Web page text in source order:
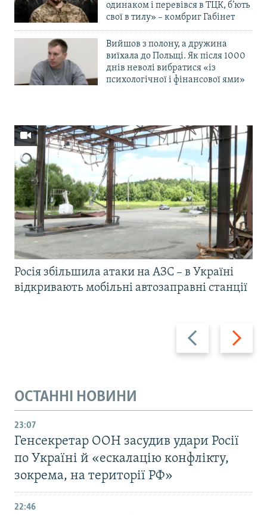
одинаком і перевівся в ТЦК, б’ють
свої в тилу» – комбриг Габінет
Вийшов з полону, а дружина
виїхала до Польщі. Як після 1000
днів неволі вибратися «із
психологічної і фінансової ями»
Назад Вперед
Росія збільшила атаки на АЗС – в Україні
відкривають мобільні автозаправні станції
ОСТАННІ НОВИНИ
23:07
Генсекретар ООН засудив удари Росії
по Україні й «ескалацію конфлікту,
зокрема, на території РФ»
22:46